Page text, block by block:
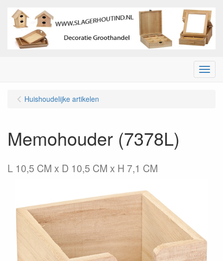
Menu
Huishoudelijke artikelen
Memohouder (7378L)
L 10,5 CM x D 10,5 CM x H 7,1 CM